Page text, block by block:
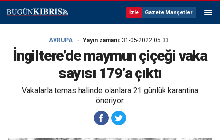
İzle Gazete Manşetleri
AVRUPA Yayın zamanı: 31-05-2022 05:33
İngiltere’de maymun çiçeği vaka
sayısı 179’a çıktı
Vakalarla temas halinde olanlara 21 günlük karantina
öneriyor.